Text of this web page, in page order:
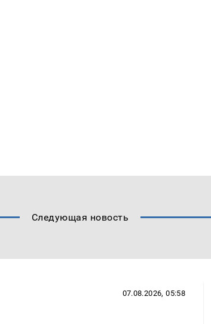
Следующая новость
07.08.2026, 05:58